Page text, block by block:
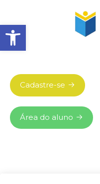
Abrir barra de ferramentas
Cadastre-se
Área do aluno